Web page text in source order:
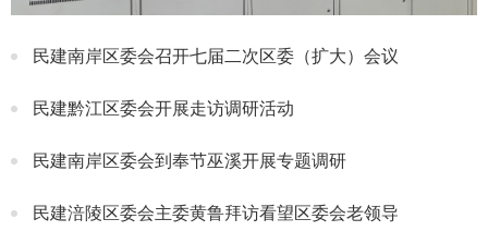
民建南岸区委会召开七届二次区委（扩大）会议
民建黔江区委会开展走访调研活动
民建南岸区委会到奉节巫溪开展专题调研
民建涪陵区委会主委黄鲁拜访看望区委会老领导